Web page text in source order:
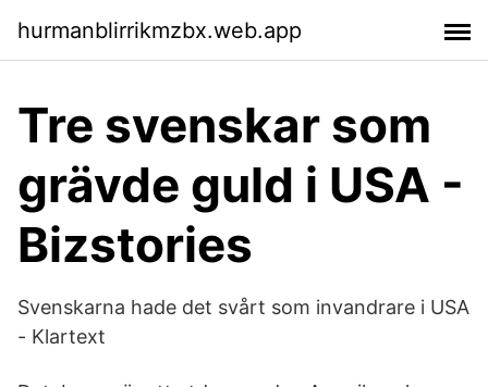
hurmanblirrikmzbx.web.app
Tre svenskar som
grävde guld i USA -
Bizstories
Svenskarna hade det svårt som invandrare i USA
- Klartext